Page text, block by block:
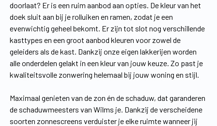
doorlaat? Er is een ruim aanbod aan opties. De kleur van het
doek sluit aan bij je rolluiken en ramen, zodat je een
evenwichtig geheel bekomt. Er zijn tot slot nog verschillende
kasttypes en een groot aanbod kleuren voor zowel de
geleiders als de kast. Dankzij onze eigen lakkerijen worden
alle onderdelen gelakt in een kleur van jouw keuze. Zo past je
kwaliteitsvolle zonwering helemaal bij jouw woning en stijl.
Maximaal genieten van de zon én de schaduw, dat garanderen
de schaduwmeesters van Wilms je. Dankzij de verscheidene
soorten zonnescreens verduister je elke ruimte wanneer jij